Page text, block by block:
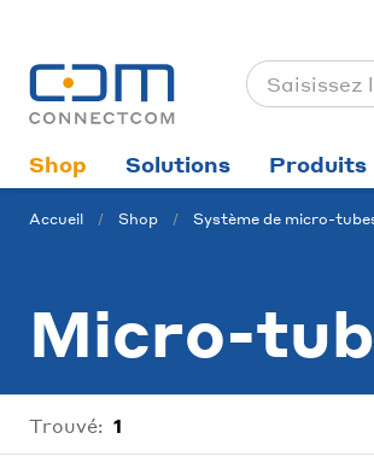
Shop Solutions Produits
Accueil Shop Système de micro-
Micro-
Trouvé: 1